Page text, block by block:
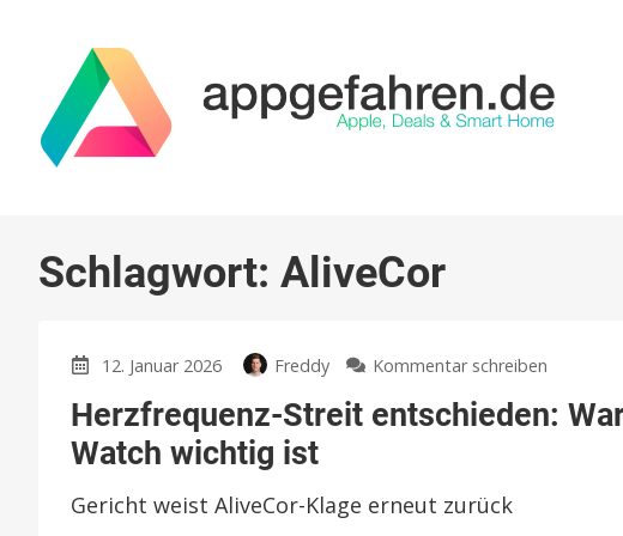
Schlagwort: AliveCor
12. Januar 2026 Freddy Kommentar schreiben
Streit
Herzfrequenz-Streit entschieden:
Watch wichtig ist
Gericht weist AliveCor-Klage erneut zurück